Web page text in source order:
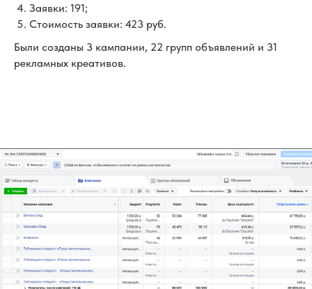
Заявки: 191;
Стоимость заявки: 423 руб.
Были созданы 3 кампании, 22 групп объявлений и 31
рекламных креативов.